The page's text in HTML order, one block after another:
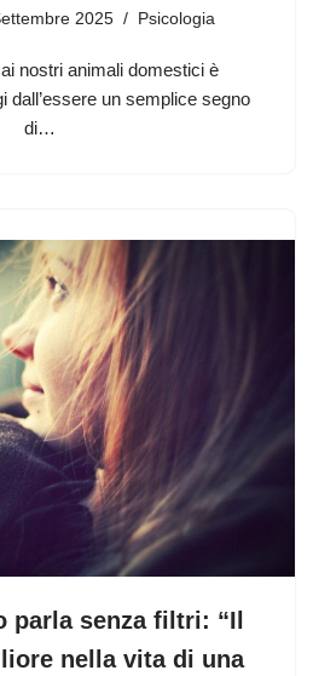
2025 Psicologia
nostri animali domestici è
dall’essere un semplice segno
di…
parla senza filtri: “Il
nella vita di una